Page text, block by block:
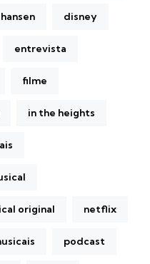
disney
entrevista
filme
in the heights
original netflix
podcast